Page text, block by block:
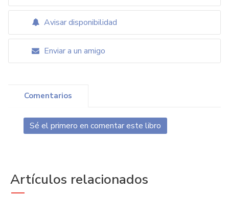
Avisar disponibilidad
Enviar a un amigo
Comentarios
Sé el primero en comentar este libro
Artículos relacionados